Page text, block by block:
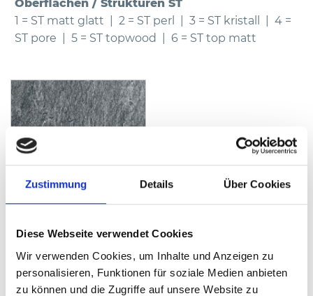
Zustimmung Details Über Cookies
Diese Webseite verwendet Cookies
Wir verwenden Cookies, um Inhalte und Anzeigen zu
personalisieren, Funktionen für soziale Medien anbieten
zu können und die Zugriffe auf unsere Website zu
Oberflächen / Strukturen ST
1 = ST matt glatt | 2 = ST perl | 3 = ST kristall | 4 =
ST pore | 5 = ST topwood | 6 = ST top matt
ROCKY 630